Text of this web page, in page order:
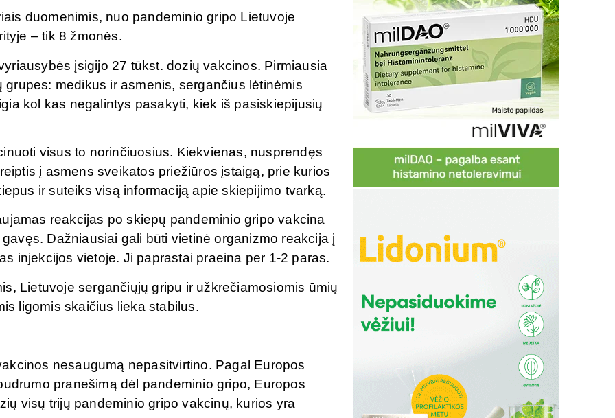
duomenimis, nuo pandeminio gripo Lietuvoje
– tik 8 žmonės.
įsigijo 27 tūkst. dozių vakcinos. Pirmiausia
medikus ir asmenis, sergančius lėtinėmis
kol kas negalintys pasakyti, kiek iš pasiskiepijusių
visus to norinčiuosius. Kiekvienas, nusprendęs
į asmens sveikatos priežiūros įstaigą, prie kurios
ir suteiks visą informaciją apie skiepijimo tvarką.
reakcijas po skiepų pandeminio gripo vakcina
Dažniausiai gali būti vietinė organizmo reakcija į
injekcijos vietoje. Ji paprastai praeina per 1-2 paras.
Lietuvoje sergančiųjų gripu ir užkrečiamosiomis ūmių
ligomis skaičius lieka stabilus.
nesaugumą nepasitvirtino. Pagal Europos
pranešimą dėl pandeminio gripo, Europos
visų trijų pandeminio gripo vakcinų, kurios yra